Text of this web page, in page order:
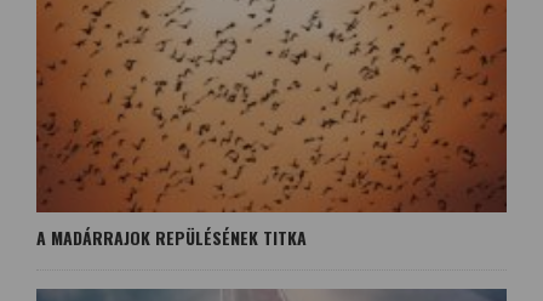
A MADÁRRAJOK REPÜLÉSÉNEK TITKA